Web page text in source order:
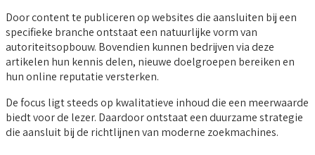
Door content te publiceren op websites die aansluiten bij een
specifieke branche ontstaat een natuurlijke vorm van
autoriteitsopbouw. Bovendien kunnen bedrijven via deze
artikelen hun kennis delen, nieuwe doelgroepen bereiken en
hun online reputatie versterken.
De focus ligt steeds op kwalitatieve inhoud die een meerwaarde
biedt voor de lezer. Daardoor ontstaat een duurzame strategie
die aansluit bij de richtlijnen van moderne zoekmachines.